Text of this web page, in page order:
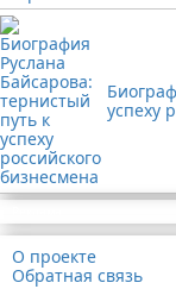
успеху
О проекте
Обратная связь